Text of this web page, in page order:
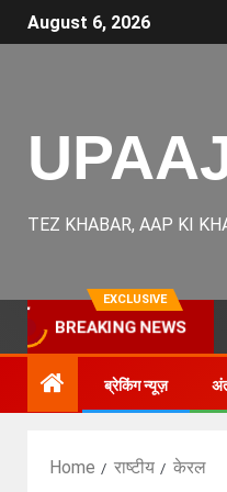
August 6, 2026
TEZ KHABAR, AAP KI
EXCLUSIVE
BREAKING NEWS
ब्रेकिंग न्यूज़
Home राष्टीय केरल